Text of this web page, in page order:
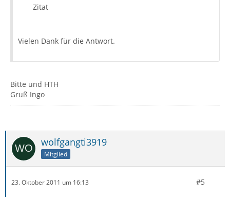
Zitat
Vielen Dank für die Antwort.
Bitte und HTH
Gruß Ingo
wolfgangti3919
Mitglied
23. Oktober 2011 um 16:13 #5